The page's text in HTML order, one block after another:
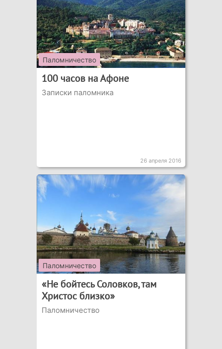
Паломничество
100 часов на Афоне
Записки паломника
26 апреля 2016
Паломничество
«Не бойтесь Соловков, там
Христос близко»
Паломничество